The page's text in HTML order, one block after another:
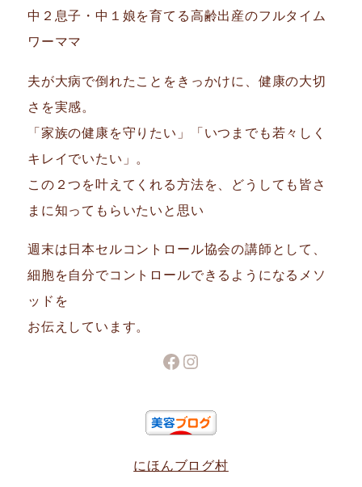
中２息子・中１娘を育てる高齢出産のフルタイム
ワーママ
夫が大病で倒れたことをきっかけに、健康の大切
さを実感。
「家族の健康を守りたい」「いつまでも若々しく
キレイでいたい」。
この２つを叶えてくれる方法を、どうしても皆さ
まに知ってもらいたいと思い
週末は日本セルコントロール協会の講師として、
細胞を自分でコントロールできるようになるメソ
ッドを
お伝えしています。
Facebook
Instagram
にほんブログ村